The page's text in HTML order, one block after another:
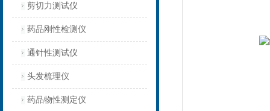
剪切力测试仪
药品刚性检测仪
通针性测试仪
头发梳理仪
药品物性测定仪